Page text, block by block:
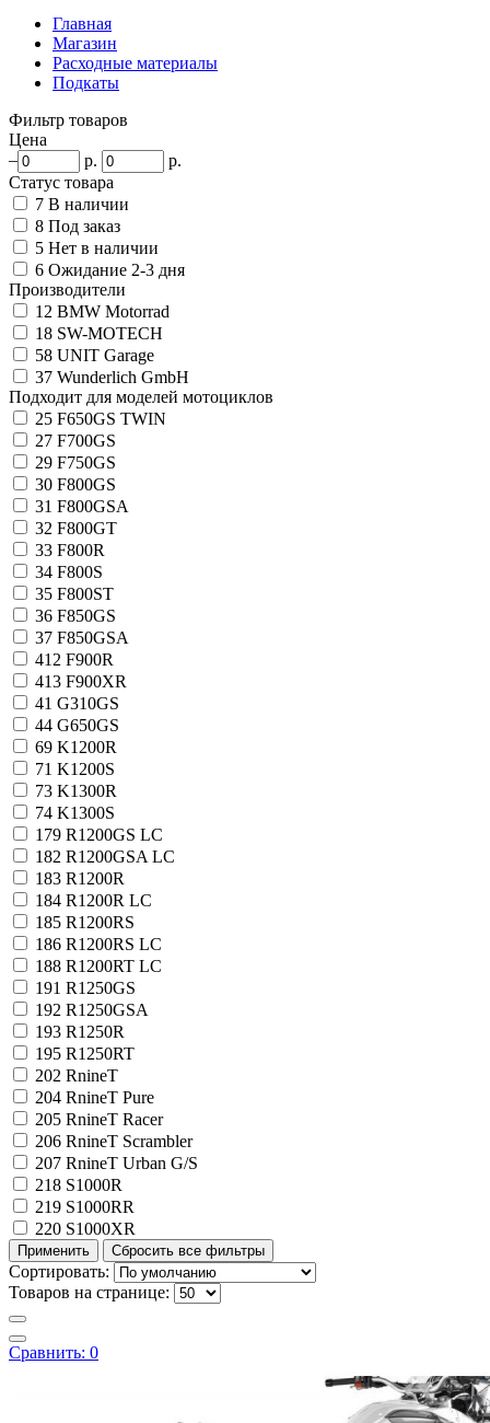
Главная
Магазин
Расходные материалы
Подкаты
Фильтр товаров
Цена
р.
–
р.
Статус товара
7 В наличии
8 Под заказ
5 Нет в наличии
6 Ожидание 2-3 дня
Производители
12 BMW Motorrad
18 SW-MOTECH
58 UNIT Garage
37 Wunderlich GmbH
Подходит для моделей мотоциклов
25 F650GS TWIN
27 F700GS
29 F750GS
30 F800GS
31 F800GSA
32 F800GT
33 F800R
34 F800S
35 F800ST
36 F850GS
37 F850GSA
412 F900R
413 F900XR
41 G310GS
44 G650GS
69 K1200R
71 K1200S
73 K1300R
74 K1300S
179 R1200GS LC
182 R1200GSA LC
183 R1200R
184 R1200R LC
185 R1200RS
186 R1200RS LC
188 R1200RT LC
191 R1250GS
192 R1250GSA
193 R1250R
195 R1250RT
202 RnineT
204 RnineT Pure
205 RnineT Racer
206 RnineT Scrambler
207 RnineT Urban G/S
218 S1000R
219 S1000RR
220 S1000XR
Сортировать:
Товаров на странице:
Сравнить: 0